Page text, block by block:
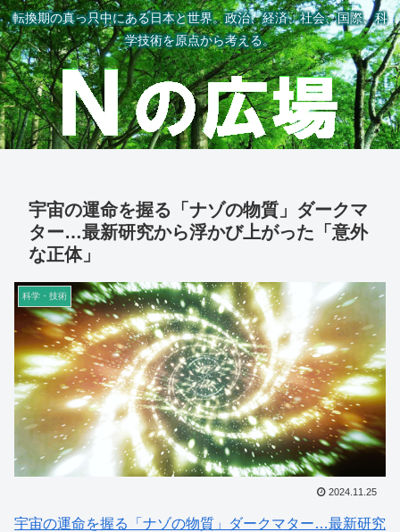
転換期の真っ只中にある日本と世界。政治、経済、社会、国際、科
学技術を原点から考える。
宇宙の運命を握る「ナゾの物質」ダークマ
ター…最新研究から浮かび上がった「意外
な正体」
科学・技術
2024.11.25
宇宙の運命を握る「ナゾの物質」ダークマター…最新研究